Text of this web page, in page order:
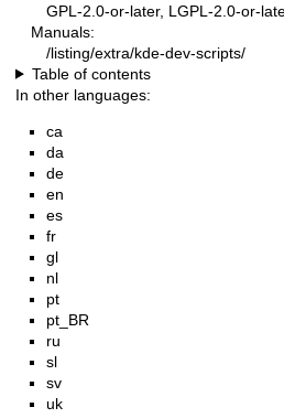
GPL-2.0-or-later, LGPL-2.0-or-
Manuals:
/listing/extra/kde-dev-scripts/
Table of contents
In other languages:
ca
da
de
en
es
fr
gl
nl
pt
pt_BR
ru
sl
sv
uk